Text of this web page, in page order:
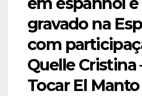
gravado na
com
Quelle Cristina
Tocar El Manto